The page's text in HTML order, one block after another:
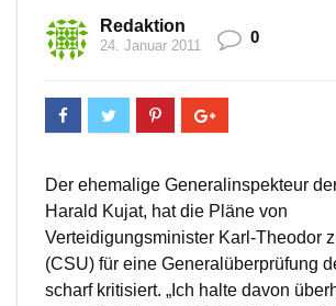
Redaktion
24. Januar 2011 0
Der ehemalige Generalinspekteur
Harald Kujat, hat die Pläne von
Verteidigungsminister Karl-Theodor
(CSU) für eine Generalüberprüfung
scharf kritisiert. „Ich halte davon